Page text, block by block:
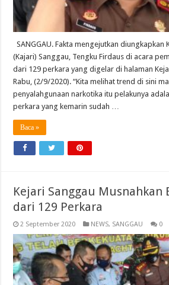
SANGGAU. Fakta mengejutkan diungkapkan
(Kajari) Sanggau, Tengku Firdaus di acara
dari 129 perkara yang digelar di halaman
Rabu, (2/9/2020). “Kita melihat trend di sini
penyalahgunaan narkotika itu pelakunya
perkara yang kemarin sudah …
Baca »
Kejari Sanggau Musnahkan
dari 129 Perkara
2 September 2020 NEWS, SANGGAU 0